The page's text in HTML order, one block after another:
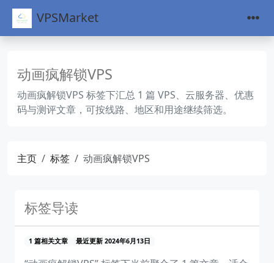
VPSMarket
动画疯解锁VPS
动画疯解锁VPS 标签下汇总 1 篇 VPS、云服务器、优惠
码与测评文章，可按线路、地区和用途继续筛选。
主页 标签 动画疯解锁VPS
标签导读
1 篇相关文章 最近更新 2024年6月13日